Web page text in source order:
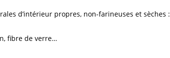
d’intérieur propres, non-farineuses et sèches :
fibre de verre…